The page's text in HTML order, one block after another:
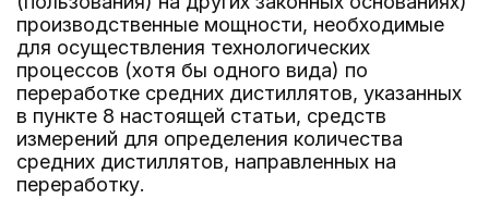
производственные мощности, необходимые
для осуществления технологических
процессов (хотя бы одного вида) по
переработке средних дистиллятов, указанных
в пункте 8 настоящей статьи, средств
измерений для определения количества
средних дистиллятов, направленных на
переработку.